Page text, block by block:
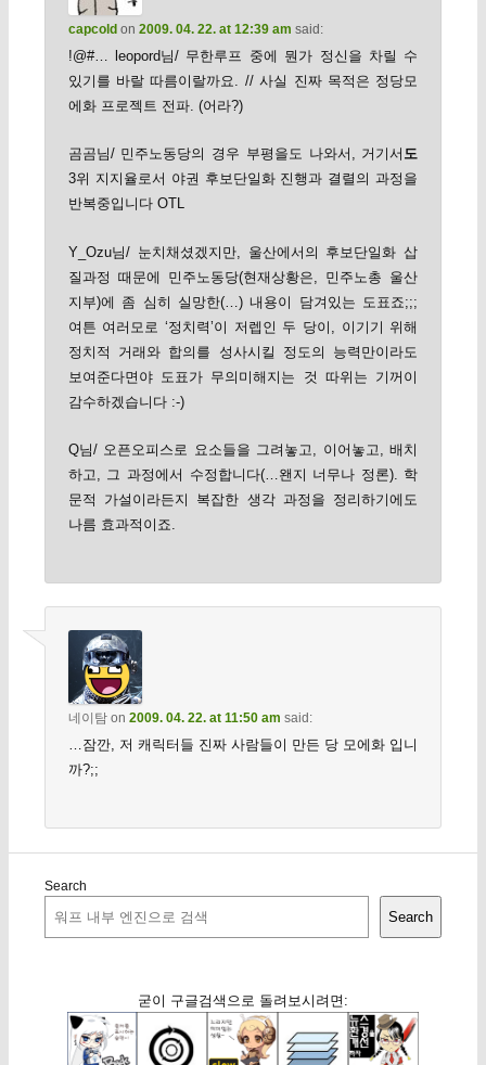
capcold on 2009. 04. 22. at 12:39 am said:
!@#… leopord님/ 무한루프 중에 뭔가 정신을 차릴 수
있기를 바랄 따름이랄까요. // 사실 진짜 목적은 정당모
에화 프로젝트 전파. (어라?)
곰곰님/ 민주노동당의 경우 부평을도 나와서, 거기서 도
3위 지지율로서 야권 후보단일화 진행과 결렬의 과정을
반복중입니다 OTL
Y_Ozu님/ 눈치채셨겠지만, 울산에서의 후보단일화 삽
질과정 때문에 민주노동당(현재상황은, 민주노총 울산
지부)에 좀 심히 실망한(…) 내용이 담겨있는 도표죠;;;
여튼 여러모로 ‘정치력’이 저렙인 두 당이, 이기기 위해
정치적 거래와 합의를 성사시킬 정도의 능력만이라도
보여준다면야 도표가 무의미해지는 것 따위는 기꺼이
감수하겠습니다 :-)
Q님/ 오픈오피스로 요소들을 그려놓고, 이어놓고, 배치
하고, 그 과정에서 수정합니다(…왠지 너무나 정론). 학
문적 가설이라든지 복잡한 생각 과정을 정리하기에도
나름 효과적이죠.
네이탐on 2009. 04. 22. at 11:50 am said:
…잠깐, 저 캐릭터들 진짜 사람들이 만든 당 모에화 입니
까?;;
Search
Search
굳이 구글검색으로 돌려보시려면: